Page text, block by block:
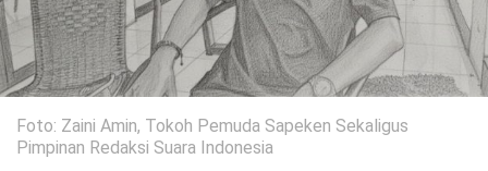
Otomotif
Iptek
Teknologi
Foto: Zaini Amin, Tokoh Pemuda Sapeken Sekaligus
Pimpinan Redaksi Suara Indonesia